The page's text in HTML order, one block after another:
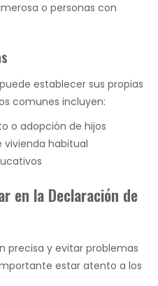
o personas con
establecer sus propias
comunes incluyen:
o adopción de hijos
vivienda habitual
en la Declaración de
precisa y evitar problemas
estar atento a los